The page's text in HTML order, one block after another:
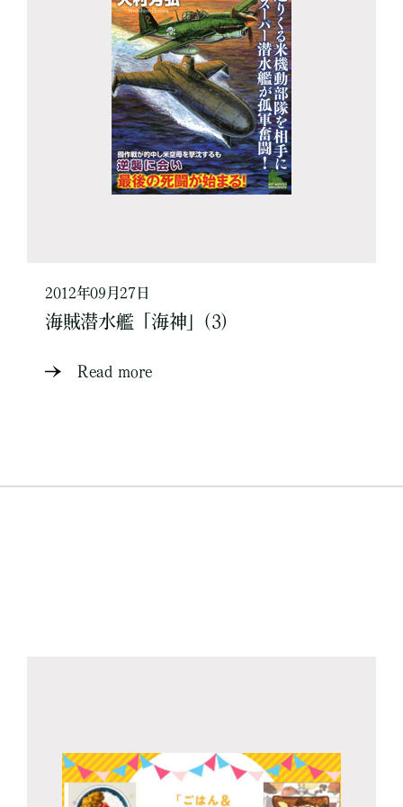
2012年09月27日
海賊潜水艦「海神」(3)
Read more